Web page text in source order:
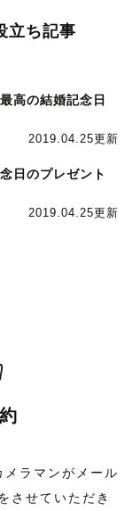
立ち記事
高の結婚記念日
2019.04.25更新
日のプレゼント
2019.04.25更新
ラマンがメール
させていただき